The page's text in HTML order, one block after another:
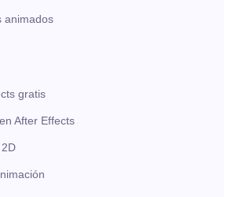
animados
gratis
After Effects